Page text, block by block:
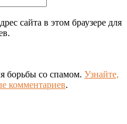
сайта в этом браузере для
борьбы со спамом. Узнайте,
комментариев.